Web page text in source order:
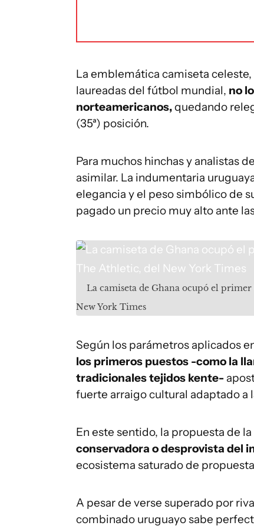
La emblemática camiseta
laureadas del fútbol mundial, no
norteamericanos,quedando
(35ª) posición.
Para muchos hinchas y analistas
asimilar. La indumentaria
elegancia y el peso simbólico de
pagado un precio muy alto ante
La camiseta de Ghana ocupó el
New York Times
Según los parámetros aplicados
los primeros puestos -como la
tradicionales tejidos kente-
fuerte arraigo cultural adaptado a
En este sentido, la propuesta de
conservadora o desprovista del
ecosistema saturado de
A pesar de verse superado por
combinado uruguayo sabe